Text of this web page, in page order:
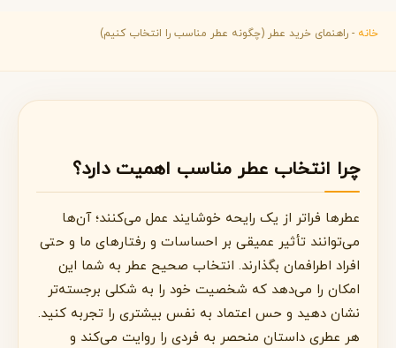
خانه - راهنمای خرید عطر (چگونه عطر مناسب را انتخاب کنیم)
چرا انتخاب عطر مناسب اهمیت دارد؟
عطرها فراتر از یک رایحه خوشایند عمل می‌کنند؛ آن‌ها
می‌توانند تأثیر عمیقی بر احساسات و رفتارهای ما و حتی
افراد اطرافمان بگذارند. انتخاب صحیح عطر به شما این
امکان را می‌دهد که شخصیت خود را به شکلی برجسته‌تر
نشان دهید و حس اعتماد به نفس بیشتری را تجربه کنید.
هر عطری داستان منحصر به فردی را روایت می‌کند و